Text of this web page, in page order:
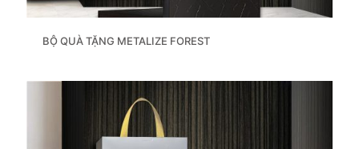
BỘ QUÀ TẶNG METALIZE FOREST